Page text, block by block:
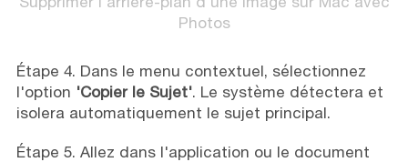
Photos
Étape 4. Dans le menu contextuel, sélectionnez
l'option 'Copier le Sujet'. Le système détectera et
isolera automatiquement le sujet principal.
Étape 5. Allez dans l'application ou le document